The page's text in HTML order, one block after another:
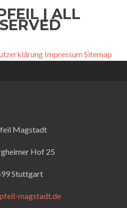
| ALL
ImpressumSitemap
Magstadt
Hof 25
Stuttgart
magstadt.de